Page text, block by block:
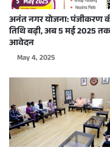
अनंत नगर योजना: पंजीकरण
तिथि बढ़ी, अब 5 मई 2025
आवेदन
May 4, 2025